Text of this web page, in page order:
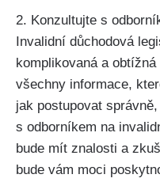
2. Konzultujte s
Invalidní důchodová
komplikovaná a
všechny informace,
jak postupovat
s odborníkem na
bude mít znalosti a
bude vám moci